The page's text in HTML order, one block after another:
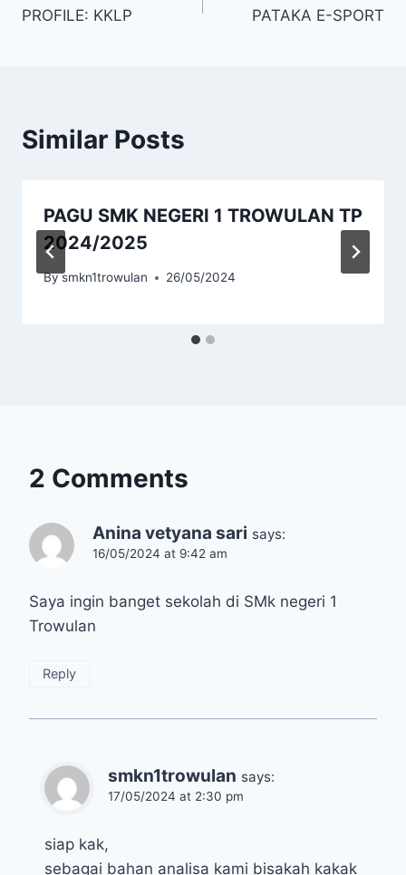
navigation
PROFILE: KKLP PATAKA E-SPORT
Similar Posts
PAGU SMK NEGERI 1 TROWULAN TP
2024/2025
Bysmkn1trowulan 26/05/2024
2 Comments
Anina vetyana sari says:
16/05/2024 at 9:42 am
Saya ingin banget sekolah di SMk negeri 1
Trowulan
Reply
smkn1trowulan says:
17/05/2024 at 2:30 pm
siap kak,
sebagai bahan analisa kami bisakah kakak